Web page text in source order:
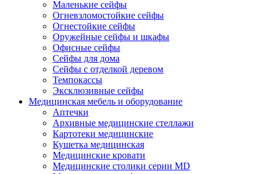
Маленькие сейфы
Огневзломостойкие сейфы
Огнестойкие сейфы
Оружейные сейфы и шкафы
Офисные сейфы
Сейфы для дома
Сейфы с отделкой деревом
Темпокассы
Эксклюзивные сейфы
Медицинская мебель и оборудование
Аптечки
Архивные медицинские стеллажи
Картотеки медицинские
Кушетка медицинская
Медицинские кровати
Медицинские столики серии MD